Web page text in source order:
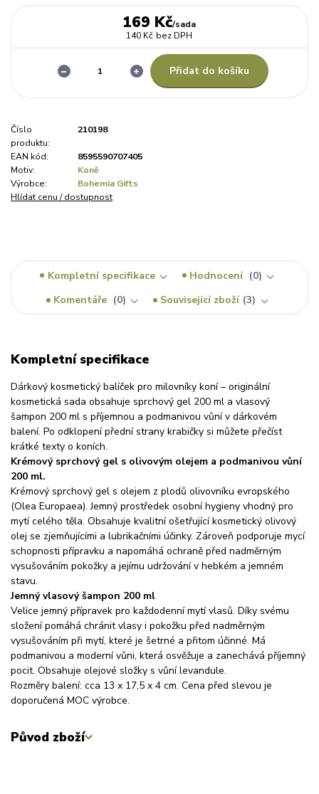
169 Kč/sada
140 Kč bez DPH
Přidat do košíku
Číslo
produktu:
210198
EAN kód:
8595590707405
Motiv:
Koně
Výrobce:
Bohemia Gifts
Hlídat cenu / dostupnost
Kompletní specifikace Hodnocení
0
Komentáře
0 Související zboží 3
Kompletní specifikace
Dárkový kosmetický balíček pro milovníky koní – originální
kosmetická sada obsahuje sprchový gel 200 ml a vlasový
šampon 200 ml s příjemnou a podmanivou vůní v dárkovém
balení. Po odklopení přední strany krabičky si můžete přečíst
krátké texty o koních.
Krémový sprchový gel s olivovým olejem a podmanivou vůní
200 ml.
Krémový sprchový gel s olejem z plodů olivovníku evropského
(Olea Europaea). Jemný prostředek osobní hygieny vhodný pro
mytí celého těla. Obsahuje kvalitní ošetřující kosmetický olivový
olej se zjemňujícími a lubrikačními účinky. Zároveň podporuje mycí
schopnosti přípravku a napomáhá ochraně před nadměrným
vysušováním pokožky a jejímu udržování v hebkém a jemném
stavu.
Jemný vlasový šampon 200 ml
Velice jemný přípravek pro každodenní mytí vlasů. Díky svému
složení pomáhá chránit vlasy i pokožku před nadměrným
vysušováním při mytí, které je šetrné a přitom účinné. Má
podmanivou a moderní vůni, která osvěžuje a zanechává příjemný
pocit. Obsahuje olejové složky s vůní levandule.
Rozměry balení: cca 13 x 17,5 x 4 cm. Cena před slevou je
doporučená MOC výrobce.
Původ zboží